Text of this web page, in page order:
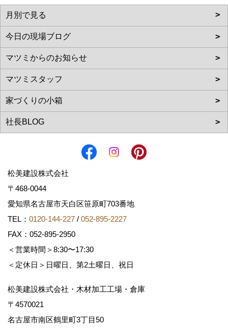
松美建設株式会社
〒468-0044
愛知県名古屋市天白区笹原町703番地
TEL： 0120-144-227 / 052-895-2227
FAX：052-895-2950
＜営業時間＞8:30〜17:30
＜定休日＞日曜日、第2土曜日、祝日
松美建設株式会社・木材加工工場・倉庫
〒4570021
名古屋市南区鶴里町3丁目50